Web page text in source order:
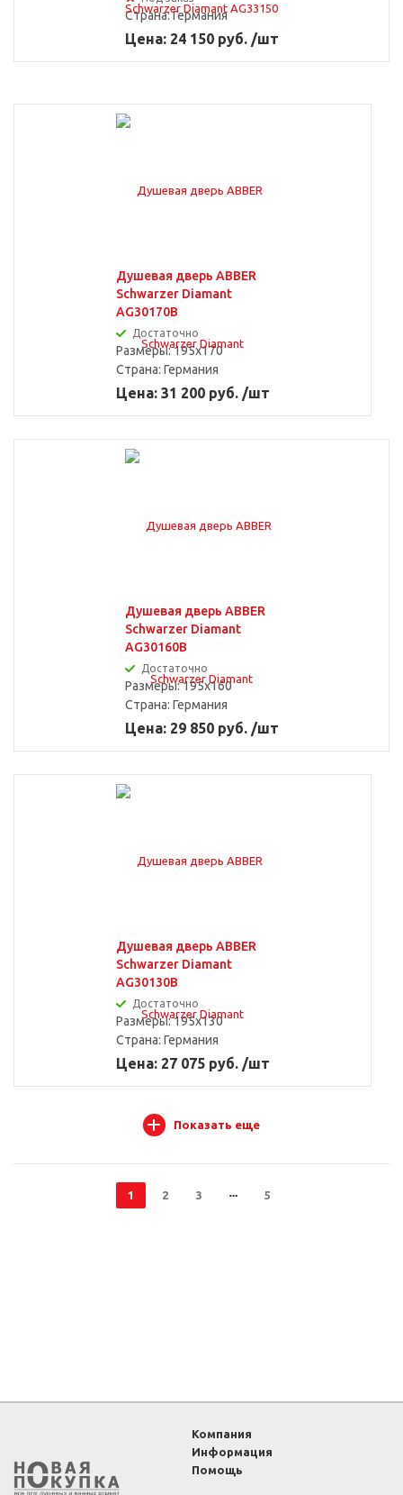
Страна:Германия
Цена: 24 150 руб. /шт
Душевая дверь ABBER
Schwarzer Diamant
AG30170B
Достаточно
Размеры: 195x170
Страна: Германия
Цена: 31 200 руб. /шт
Душевая дверь ABBER
Schwarzer Diamant
AG30160B
Достаточно
Размеры: 195x160
Страна: Германия
Цена: 29 850 руб. /шт
Душевая дверь ABBER
Schwarzer Diamant
AG30130B
Достаточно
Размеры: 195x130
Страна: Германия
Цена: 27 075 руб. /шт
Показать еще
1 2 3 5
Компания
Информация
Помощь